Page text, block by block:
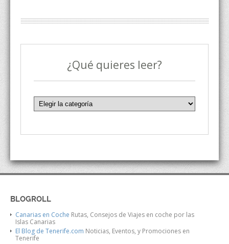
¿Qué quieres leer?
BLOGROLL
Canarias en Coche Rutas, Consejos de Viajes en coche por las
Islas Canarias
El Blog de Tenerife.com Noticias, Eventos, y Promociones en
Tenerife